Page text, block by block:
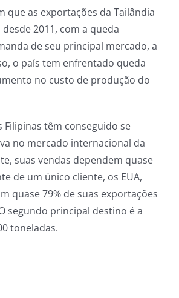
que as exportações da Tailândia
2011, com a queda
de seu principal mercado, a
o país tem enfrentado queda
no custo de produção do
Filipinas têm conseguido se
no mercado internacional da
suas vendas dependem quase
de um único cliente, os EUA,
quase 79% de suas exportações
segundo principal destino é a
toneladas.